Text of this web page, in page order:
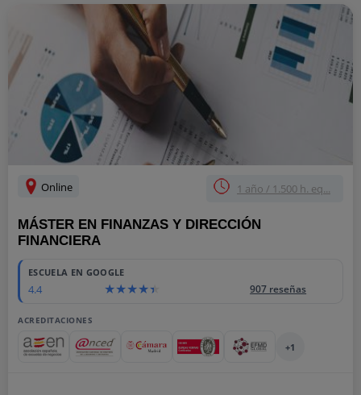
Online 1 año / 1.500 h. eq...
MÁSTER EN FINANZAS Y DIRECCIÓN
FINANCIERA
ESCUELA EN GOOGLE
4.4 907 reseñas
ACREDITACIONES
+1